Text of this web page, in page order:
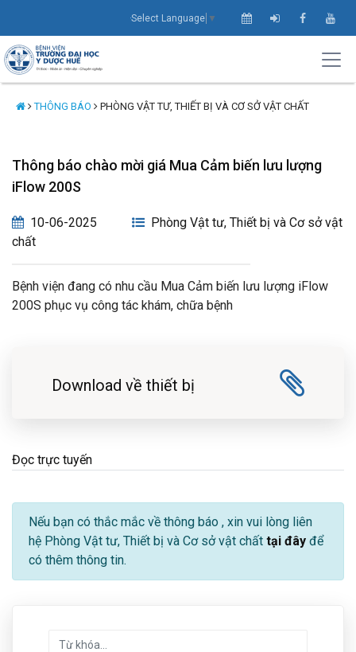
Select Language ▼
THÔNG BÁO PHÒNG VẬT TƯ, THIẾT BỊ VÀ CƠ SỞ VẬT CHẤT
Thông báo chào mời giá Mua Cảm biến lưu lượng
iFlow 200S
10-06-2025
Phòng Vật tư, Thiết bị và Cơ sở vật
chất
Bệnh viện đang có nhu cầu Mua Cảm biến lưu lượng iFlow
200S phục vụ công tác khám, chữa bệnh
Download về thiết bị
Đọc trực tuyến
Nếu bạn có thắc mắc về thông báo , xin vui lòng liên
hệ Phòng Vật tư, Thiết bị và Cơ sở vật chất tại đây để
có thêm thông tin.